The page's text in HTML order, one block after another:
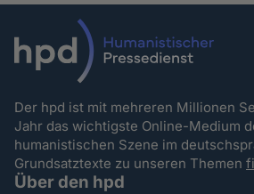
Der hpd ist mit mehreren Millionen
Jahr das wichtigste Online-Medium
humanistischen Szene im
Grundsatztexte zu unseren Themen
Über den hpd